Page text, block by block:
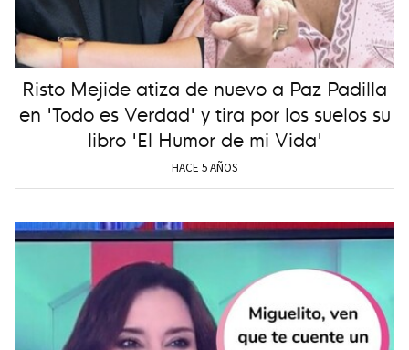
Risto Mejide atiza de nuevo a Paz Padilla
en 'Todo es Verdad' y tira por los suelos su
libro 'El Humor de mi Vida'
HACE 5 AÑOS